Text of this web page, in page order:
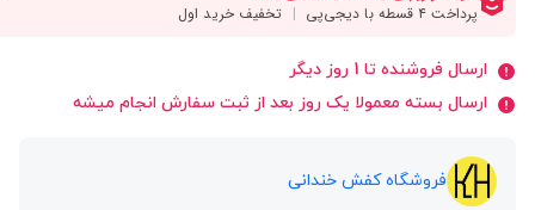
ارسال فروشنده تا 1 روز دیگر
ارسال بسته معمولا یک روز بعد از ثبت سفارش انجام میشه
فروشگاه کفش خندانی